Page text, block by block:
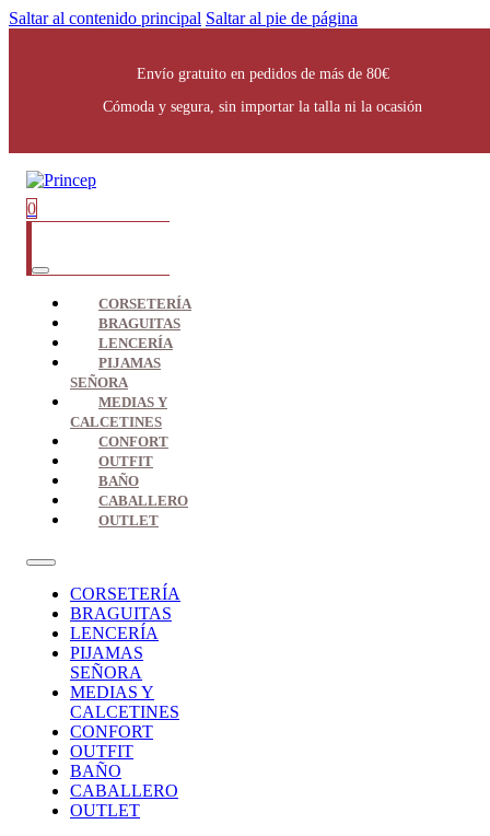
Saltar al contenido principal Saltar al pie de página
Envío gratuito en pedidos de más de 80€
Cómoda y segura, sin importar la talla ni la ocasión
0
CORSETERÍA
BRAGUITAS
LENCERÍA
PIJAMAS
SEÑORA
MEDIAS Y
CALCETINES
CONFORT
OUTFIT
BAÑO
CABALLERO
OUTLET
CORSETERÍA
BRAGUITAS
LENCERÍA
PIJAMAS
SEÑORA
MEDIAS Y
CALCETINES
CONFORT
OUTFIT
BAÑO
CABALLERO
OUTLET